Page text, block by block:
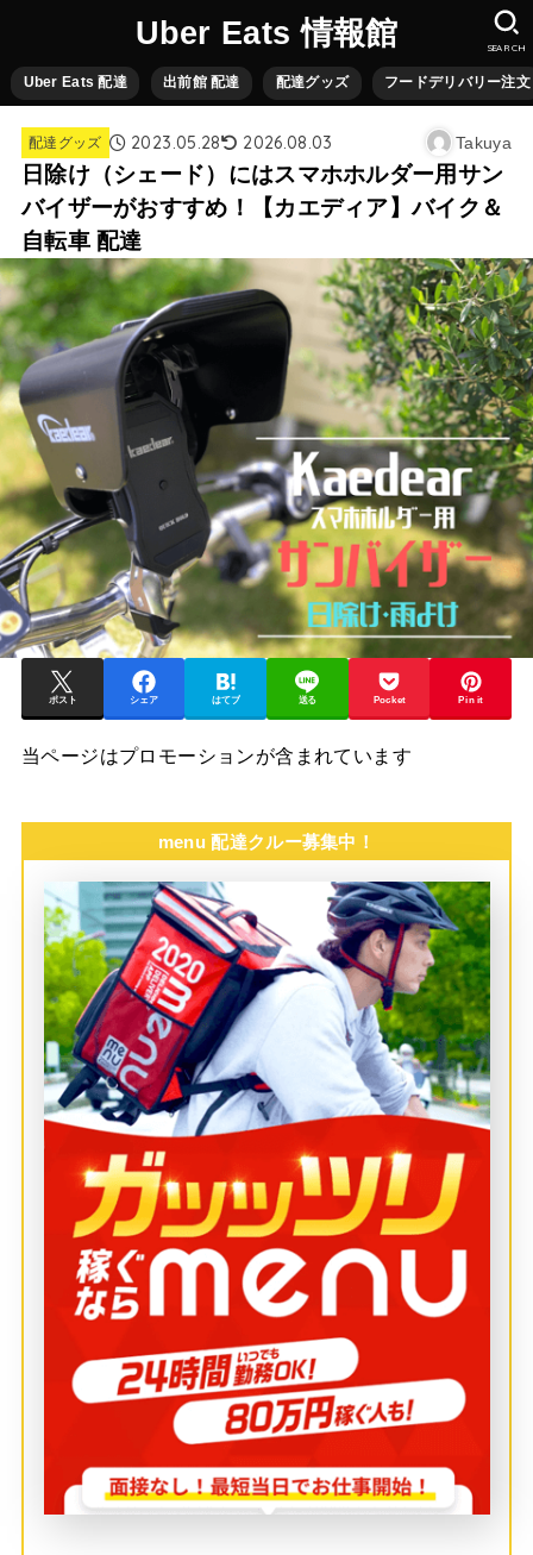
Uber Eats 情報館
Uber Eats 配達 出前館 配達 配達グッズ フードデリバリー注文
SEARCH
配達グッズ 2023.05.28 2026.08.03 Takuya
日除け（シェード）にはスマホホルダー用サン
バイザーがおすすめ！【カエディア】バイク＆
自転車 配達
ポスト シェア はてブ 送る Pocket Pin it
当ページはプロモーションが含まれています
menu 配達クルー募集中！